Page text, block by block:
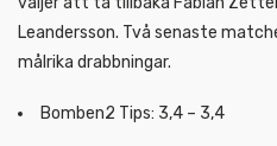
Leandersson. Två senaste
målrika drabbningar.
Bomben2 Tips: 3,4 – 3,4